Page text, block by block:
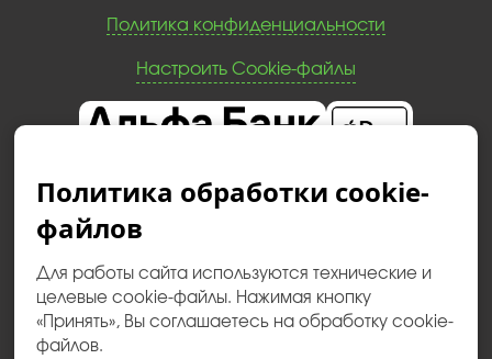
Политика конфиденциальности
Настроить Cookie-файлы
Политика обработки cookie-
файлов
Для работы сайта используются технические и
целевые cookie-файлы. Нажимая кнопку
«Принять», Вы соглашаетесь на обработку cookie-
файлов.